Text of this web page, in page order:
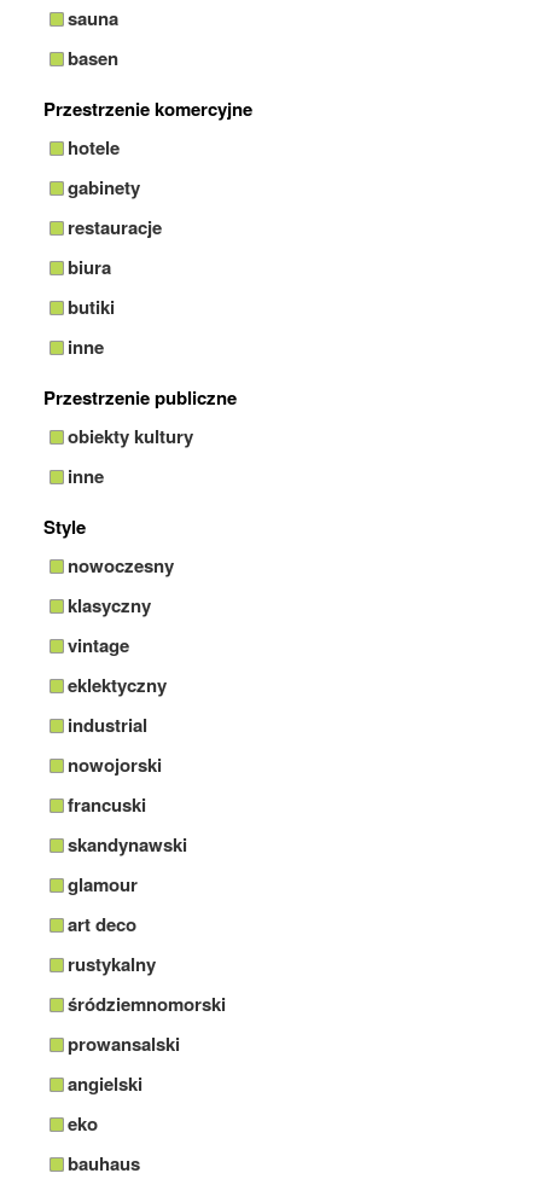
sauna
basen
Przestrzenie komercyjne
hotele
gabinety
restauracje
biura
butiki
inne
Przestrzenie publiczne
obiekty kultury
inne
Style
nowoczesny
klasyczny
vintage
eklektyczny
industrial
nowojorski
francuski
skandynawski
glamour
art deco
rustykalny
śródziemnomorski
prowansalski
angielski
eko
bauhaus